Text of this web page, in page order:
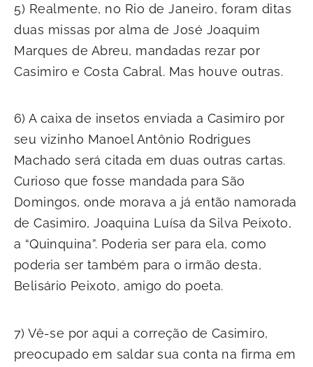
5) Realmente, no Rio de Janeiro, foram ditas
duas missas por alma de José Joaquim
Marques de Abreu, mandadas rezar por
Casimiro e Costa Cabral. Mas houve outras.
6) A caixa de insetos enviada a Casimiro por
seu vizinho Manoel Antônio Rodrigues
Machado será citada em duas outras cartas.
Curioso que fosse mandada para São
Domingos, onde morava a já então namorada
de Casimiro, Joaquina Luísa da Silva Peixoto,
a “Quinquina”. Poderia ser para ela, como
poderia ser também para o irmão desta,
Belisário Peixoto, amigo do poeta.
7) Vê-se por aqui a correção de Casimiro,
preocupado em saldar sua conta na firma em